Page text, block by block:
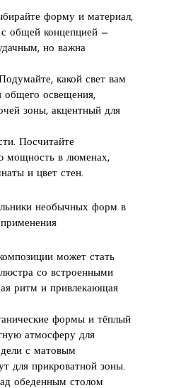
форму и материал,
общей концепцией —
но важна
какой свет вам
общего освещения,
зоны, акцентный для
Посчитайте
мощность в люменах,
и цвет стен.
необычных форм в
может стать
со встроенными
ритм и привлекающая
формы и тёплый
атмосферу для
с матовым
для прикроватной зоны.
обеденным столом